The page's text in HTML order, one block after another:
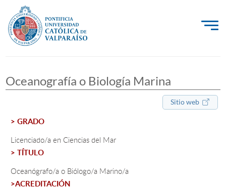
Investigación, Creación e Innovación
Vinculación con el Medio
Admisión
Pregrado
Oceanografía o Biología Marina
Sitio web
> GRADO
Licenciado/a en Ciencias del Mar
> TÍTULO
Oceanógrafo/a o Biólogo/a Marino/a
>ACREDITACIÓN